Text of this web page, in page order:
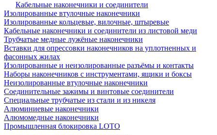
Кабельные наконечники и соединители
Изолированные втулочные наконечники
Изолированные кольцевые, вилочные, штыревые
Кабельные наконечники и соединители из листовой меди
Трубчатые медные лужёные наконечники
Вставки для опрессовки наконечников на уплотненных и
фасонных жилах
Изолированные и неизолированные разъёмы и контакты
Наборы наконечников с инструментами, ящики и боксы
Неизолированные втулочные наконечники
Соединительные зажимы и винтовые соединители
Специальные трубчатые из стали и из никеля
Алюминиевые наконечники
Алюмомедные наконечники
Промышленная блокировка LOTO